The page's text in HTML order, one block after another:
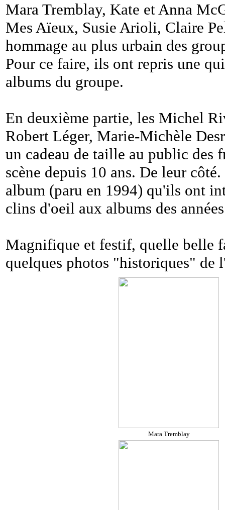
Mara Tremblay, Kate et Anna
Mes Aïeux, Susie Arioli, Claire
hommage au plus urbain des
Pour ce faire, ils ont repris une
albums du groupe.
En deuxième partie, les Michel
Robert Léger, Marie-Michèle
un cadeau de taille au public des
scène depuis 10 ans. De leur
album (paru en 1994) qu'ils ont
clins d'oeil aux albums des
Magnifique et festif, quelle belle
quelques photos "historiques" de
Mara Tremblay